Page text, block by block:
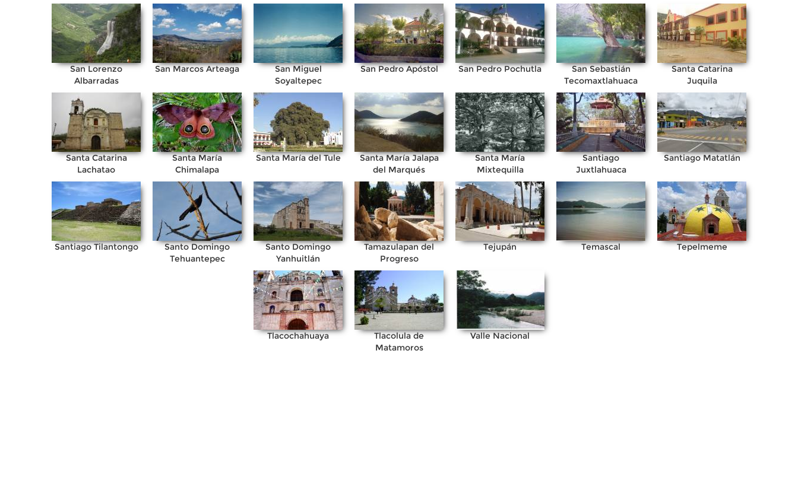
San Lorenzo
Albarradas
San Marcos Arteaga
San Miguel
Soyaltepec
San Pedro Apóstol San Pedro Pochutla
San Sebastián
Tecomaxtlahuaca
Santa Catarina
Juquila
Santa Catarina
Lachatao
Santa María
Chimalapa
Santa María del Tule
Santa María Jalapa
del Marqués
Santa María
Mixtequilla
Santiago
Juxtlahuaca
Santiago Matatlán
Santiago Tilantongo
Santo Domingo
Tehuantepec
Santo Domingo
Yanhuitlán
Tamazulapan del
Progreso
Tejupán Temascal Tepelmeme
Tlacochahuaya
Tlacolula de
Matamoros
Valle Nacional